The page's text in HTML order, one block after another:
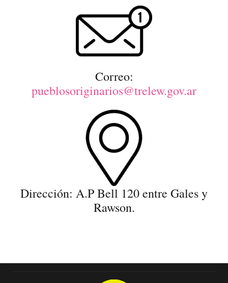
Correo:
pueblosoriginarios@trelew.gov.ar
Dirección: A.P Bell 120 entre Gales y
Rawson.